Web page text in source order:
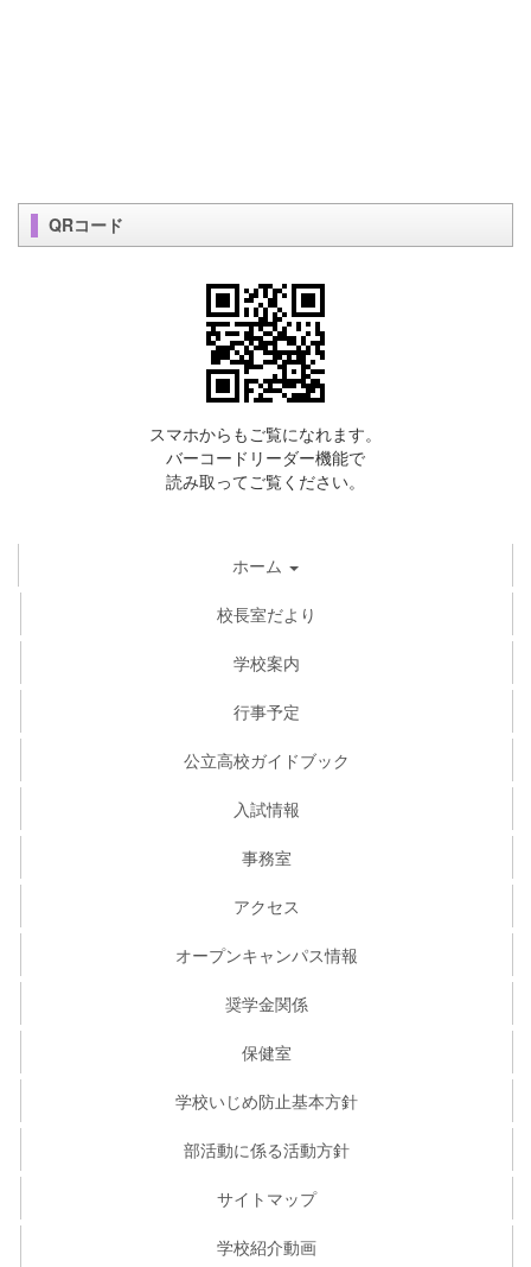
QRコード
スマホからもご覧になれます。
バーコードリーダー機能で
読み取ってご覧ください。
ホーム
校長室だより
学校案内
行事予定
公立高校ガイドブック
入試情報
事務室
アクセス
オープンキャンパス情報
奨学金関係
保健室
学校いじめ防止基本方針
部活動に係る活動方針
サイトマップ
学校紹介動画